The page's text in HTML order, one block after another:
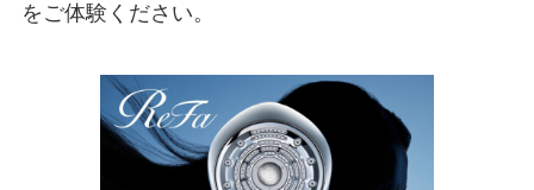
をご体験ください。